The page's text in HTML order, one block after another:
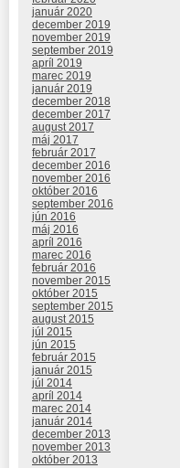
január 2020
december 2019
november 2019
september 2019
apríl 2019
marec 2019
január 2019
december 2018
december 2017
august 2017
máj 2017
február 2017
december 2016
november 2016
október 2016
september 2016
jún 2016
máj 2016
apríl 2016
marec 2016
február 2016
november 2015
október 2015
september 2015
august 2015
júl 2015
jún 2015
február 2015
január 2015
júl 2014
apríl 2014
marec 2014
január 2014
december 2013
november 2013
október 2013